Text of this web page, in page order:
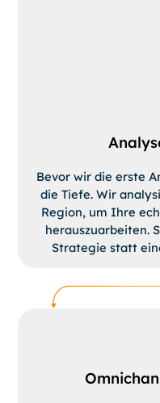
Bevor wir die erste
die Tiefe. Wir
Region, um Ihre
herauszuarbeiten.
Strategie statt